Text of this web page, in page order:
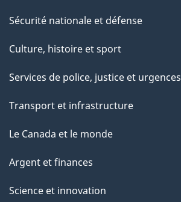
Sécurité nationale et défense
Culture, histoire et sport
Services de police, justice et urgences
Transport et infrastructure
Le Canada et le monde
Argent et finances
Science et innovation